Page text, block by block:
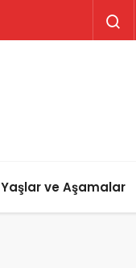
Yaşlar ve Aşamalar